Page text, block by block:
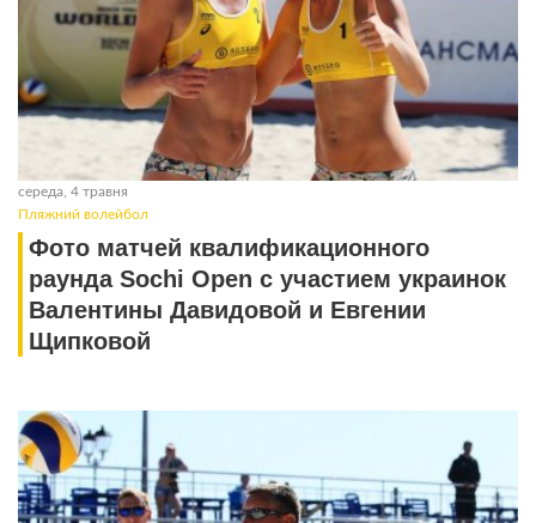
середа, 4 травня
Пляжний волейбол
Фото матчей квалификационного
раунда Sochi Open с участием украинок
Валентины Давидовой и Евгении
Щипковой